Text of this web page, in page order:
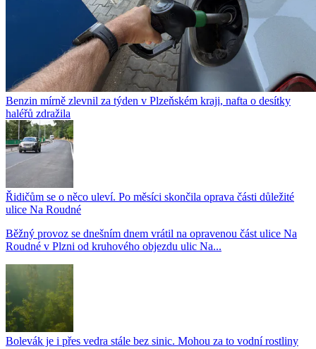
Benzin mírně zlevnil za týden v Plzeňském kraji, nafta o desítky
haléřů zdražila
Řidičům se o něco uleví. Po měsíci skončila oprava části důležité
ulice Na Roudné
Běžný provoz se dnešním dnem vrátil na opravenou část ulice Na
Roudné v Plzni od kruhového objezdu ulic Na...
Bolevák je i přes vedra stále bez sinic. Mohou za to vodní rostliny